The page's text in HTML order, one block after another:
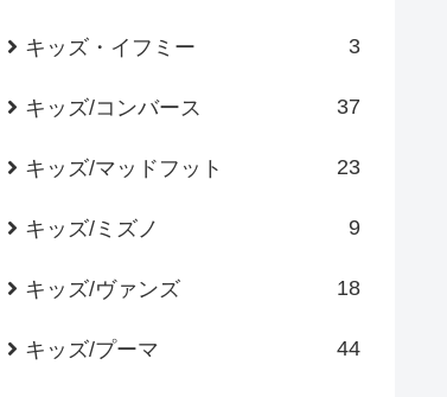
キッズ・イフミー 3
キッズ/コンバース 37
キッズ/マッドフット 23
キッズ/ミズノ 9
キッズ/ヴァンズ 18
キッズ/プーマ 44